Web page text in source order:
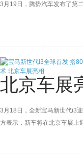
3月19日，腾势汽车发布了第
北京车展
3月18日，全新宝马新世代i3
方表示，新车将在北京车展上